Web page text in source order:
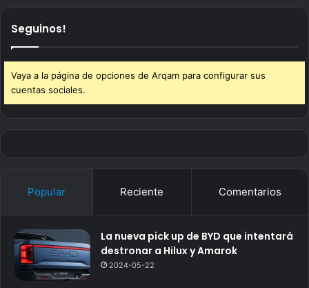
Seguinos!
Vaya a la página de opciones de Arqam para configurar sus
cuentas sociales.
Popular Reciente Comentarios
La nueva pick up de BYD que intentará
destronar a Hilux y Amarok
2024-05-22